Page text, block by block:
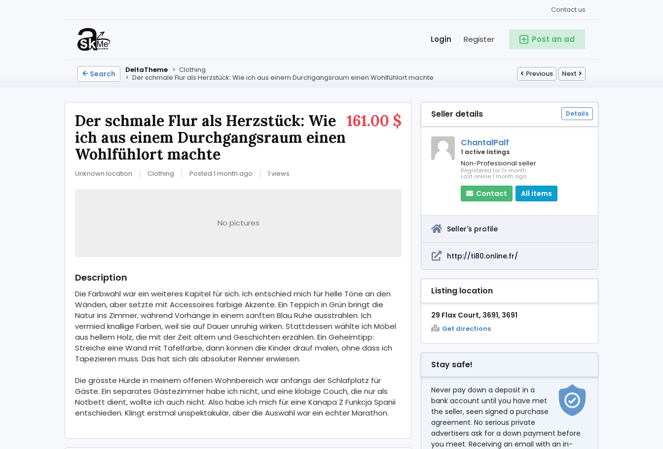
Contact us
Post an ad
Register
Login
Search DeltaTheme > Clothing
> Der schmale Flur als Herzstück: Wie ich aus einem Durchgangsraum einen Wohlfühlort machte Previous Next
161.00 $
Der schmale Flur als Herzstück: Wie
ich aus einem Durchgangsraum einen
Wohlfühlort machte
Unknown location Clothing Posted 1 month ago 1 views
No pictures
Description
Die Farbwahl war ein weiteres Kapitel für sich. Ich entschied mich für helle Töne an den
Wänden, aber setzte mit Accessoires farbige Akzente. Ein Teppich in Grün bringt die
Natur ins Zimmer, während Vorhänge in einem sanften Blau Ruhe ausstrahlen. Ich
vermied knallige Farben, weil sie auf Dauer unruhig wirken. Stattdessen wählte ich Möbel
aus hellem Holz, die mit der Zeit altern und Geschichten erzählen. Ein Geheimtipp:
Streiche eine Wand mit Tafelfarbe, dann können die Kinder drauf malen, ohne dass ich
Tapezieren muss. Das hat sich als absoluter Renner erwiesen.
Die grösste Hürde in meinem offenen Wohnbereich war anfangs der Schlafplatz für
Gäste. Ein separates Gästezimmer habe ich nicht, und eine klobige Couch, die nur als
Notbett dient, wollte ich auch nicht. Also habe ich mich für eine Kanapa Z Funkcja Spanii
entschieden. Klingt erstmal unspektakulär, aber die Auswahl war ein echter Marathon.
Seller details Details
ChantalPalf
1 active listings
Non-Professional seller
Registered for 1+ month
Last online 1 month ago
Contact All items
Seller's profile
http://ti80.online.fr/
Listing location
29 Flax Court, 3691, 3691
Get directions
Stay safe!
Never pay down a deposit in a
bank account until you have met
the seller, seen signed a purchase
agreement. No serious private
advertisers ask for a down payment before
you meet. Receiving an email with an in-